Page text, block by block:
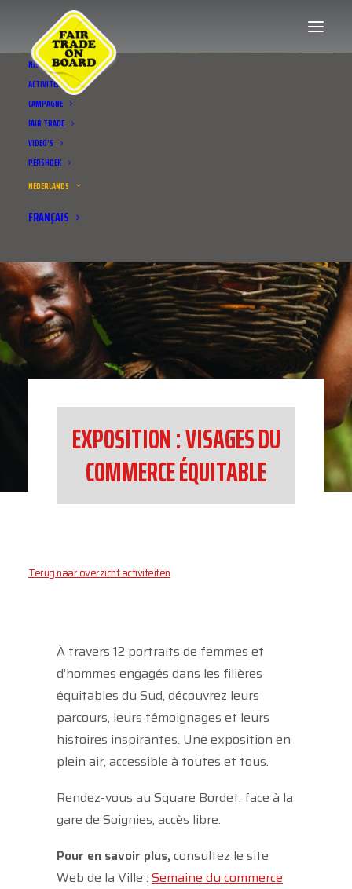
NIEUWS
ACTIVITEITEN
CAMPAGNE
FAIR TRADE
VIDEO’S
PERSHOEK
NEDERLANDS
FRANÇAIS
EXPOSITION : VISAGES DU
COMMERCE ÉQUITABLE
Terug naar overzicht activiteiten
À travers 12 portraits de femmes et
d’hommes engagés dans les filières
équitables du Sud, découvrez leurs
parcours, leurs témoignages et leurs
histoires inspirantes. Une exposition en
plein air, accessible à toutes et tous.
Rendez-vous au Square Bordet, face à la
gare de Soignies, accès libre.
Pour en savoir plus, consultez le site
Web de la Ville : Semaine du commerce